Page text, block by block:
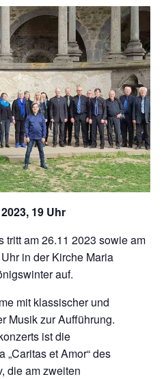
19 Uhr
tritt am 26.11 2023 sowie am
in der Kirche Maria
auf.
mit klassischer und
Musik zur Aufführung.
ist die
et Amor“ des
die am zweiten